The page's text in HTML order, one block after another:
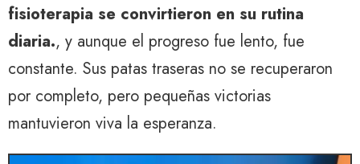
fisioterapia se convirtieron en su rutina
diaria., y aunque el progreso fue lento, fue
constante. Sus patas traseras no se recuperaron
por completo, pero pequeñas victorias
mantuvieron viva la esperanza.